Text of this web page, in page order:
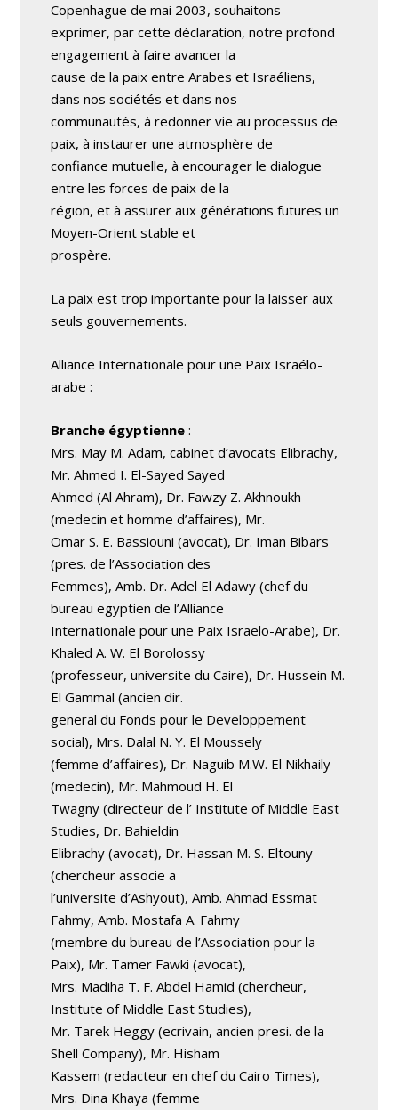
Copenhague de mai 2003, souhaitons
exprimer, par cette déclaration, notre profond
engagement à faire avancer la
cause de la paix entre Arabes et Israéliens,
dans nos sociétés et dans nos
communautés, à redonner vie au processus de
paix, à instaurer une atmosphère de
confiance mutuelle, à encourager le dialogue
entre les forces de paix de la
région, et à assurer aux générations futures un
Moyen-Orient stable et
prospère.
La paix est trop importante pour la laisser aux
seuls gouvernements.
Alliance Internationale pour une Paix Israélo-
arabe :
Branche égyptienne :
Mrs. May M. Adam, cabinet d’avocats Elibrachy,
Mr. Ahmed I. El-Sayed Sayed
Ahmed (Al Ahram), Dr. Fawzy Z. Akhnoukh
(medecin et homme d’affaires), Mr.
Omar S. E. Bassiouni (avocat), Dr. Iman Bibars
(pres. de l’Association des
Femmes), Amb. Dr. Adel El Adawy (chef du
bureau egyptien de l’Alliance
Internationale pour une Paix Israelo-Arabe), Dr.
Khaled A. W. El Borolossy
(professeur, universite du Caire), Dr. Hussein M.
El Gammal (ancien dir.
general du Fonds pour le Developpement
social), Mrs. Dalal N. Y. El Moussely
(femme d’affaires), Dr. Naguib M.W. El Nikhaily
(medecin), Mr. Mahmoud H. El
Twagny (directeur de l’ Institute of Middle East
Studies, Dr. Bahieldin
Elibrachy (avocat), Dr. Hassan M. S. Eltouny
(chercheur associe a
l’universite d’Ashyout), Amb. Ahmad Essmat
Fahmy, Amb. Mostafa A. Fahmy
(membre du bureau de l’Association pour la
Paix), Mr. Tamer Fawki (avocat),
Mrs. Madiha T. F. Abdel Hamid (chercheur,
Institute of Middle East Studies),
Mr. Tarek Heggy (ecrivain, ancien presi. de la
Shell Company), Mr. Hisham
Kassem (redacteur en chef du Cairo Times),
Mrs. Dina Khaya (femme